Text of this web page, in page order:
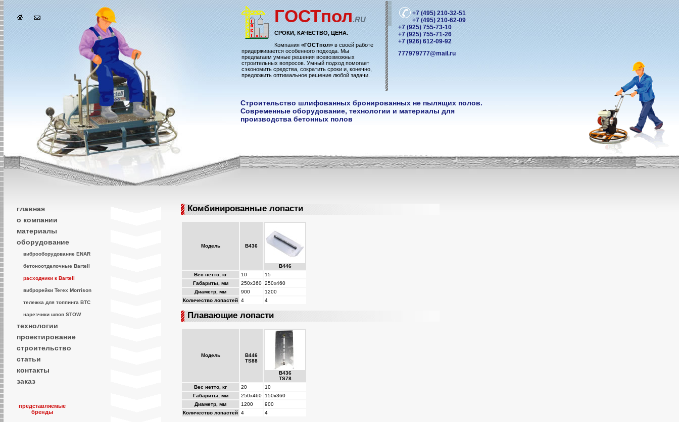
ГОСТпол.RU
СРОКИ, КАЧЕСТВО, ЦЕНА.
Компания «ГОСТпол» в своей работе
придерживается особенного подхода. Мы
предлагаем умные решения всевозможных
строительных вопросов. Умный подход помогает
сэкономить средства, сократить сроки и, конечно,
предложить оптимальное решение любой задачи.
+7 (495) 210-32-51
+7 (495) 210-62-09
+7 (925) 755-73-10
+7 (925) 755-71-26
+7 (926) 612-09-92
777979777@mail.ru
Строительство шлифованных бронированных не пылящих полов.
Современные оборудование, технологии и материалы для
производства бетонных полов
главная
о компании
материалы
оборудование
виброоборудование ENAR
бетоноотделочные Bartell
расходники к Bartell
виброрейки Terex Morrison
тележка для топпинга ВТС
нарезчики швов STOW
технологии
проектирование
строительство
статьи
контакты
заказ
представляемые
бренды
Комбинированные лопасти
Модель В436
В446
Вес нетто, кг
10
15
Габариты, мм
250х360 250х460
Диаметр, мм
900
1200
Количество лопастей 4 4
Плавающие лопасти
Модель
В446
TS88
В436
TS78
Вес нетто, кг
20
10
Габариты, мм
250х460
150х360
Диаметр, мм
1200
900
Количество лопастей 4 4